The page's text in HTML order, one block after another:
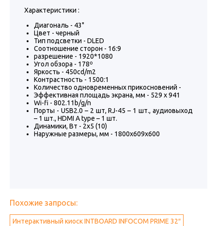
Характеристики :
Диагональ - 43"
Цвет - черный
Тип подсветки - DLED
Соотношение сторон - 16:9
разрешение - 1920*1080
Угол обзора - 178º
Яркость - 450cd/m2
Контрастность - 1500:1
Количество одновременных прикосновений -
Эффективная площадь экрана, мм - 529 х 941
Wi-fi - 802.11b/g/n
Порты - USB2.0 – 2 шт, RJ-45 – 1 шт., аудиовыход
– 1 шт., HDMI A type – 1 шт.
Динамики, Вт - 2х5 (10)
Наружные размеры, мм - 1800х609х600
Похожие запросы:
Интерактивный киоск INTBOARD INFOCOM PRIME 32″